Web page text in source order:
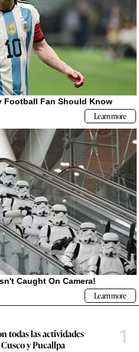
todas las actividades
y Pucallpa
1